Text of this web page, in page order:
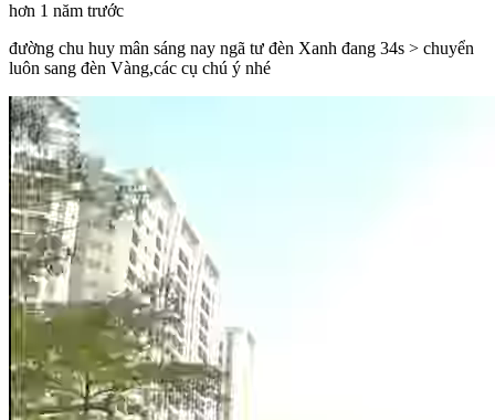
hơn 1 năm trước
đường chu huy mân sáng nay ngã tư đèn Xanh đang 34s > chuyển
luôn sang đèn Vàng,các cụ chú ý nhé